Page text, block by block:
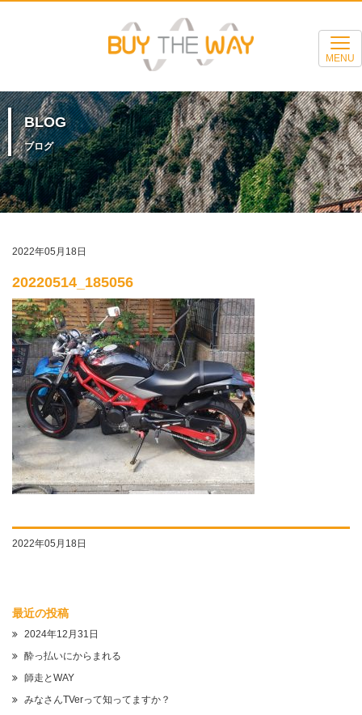
MENU
BLOG
ブログ
2022年05月18日
20220514_185056
2022年05月18日
最近の投稿
2024年12月31日
酔っ払いにからまれる
師走とWAY
みなさんTVerって知ってますか？